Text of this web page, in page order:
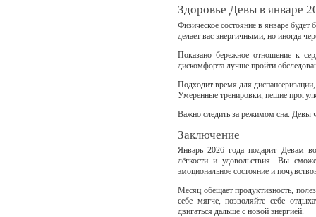
Здоровье Девы в январе
Физическое состояние в январе
делает вас энергичными, но иногда
Показано бережное отношение к
дискомфорта лучше пройти
Подходит время для
Умеренные тренировки, пешие
Важно следить за режимом сна. Девы
Заключение
Январь 2026 года подарит Девам
лёгкости и удовольствия. Вы
эмоциональное состояние и
Месяц обещает продуктивность,
себе мягче, позволяйте себе
двигаться дальше с новой энергией.